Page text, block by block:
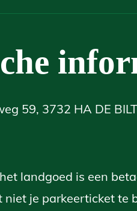
59, 3732 HA DE BILT
landgoed is een
niet je parkeerticket te